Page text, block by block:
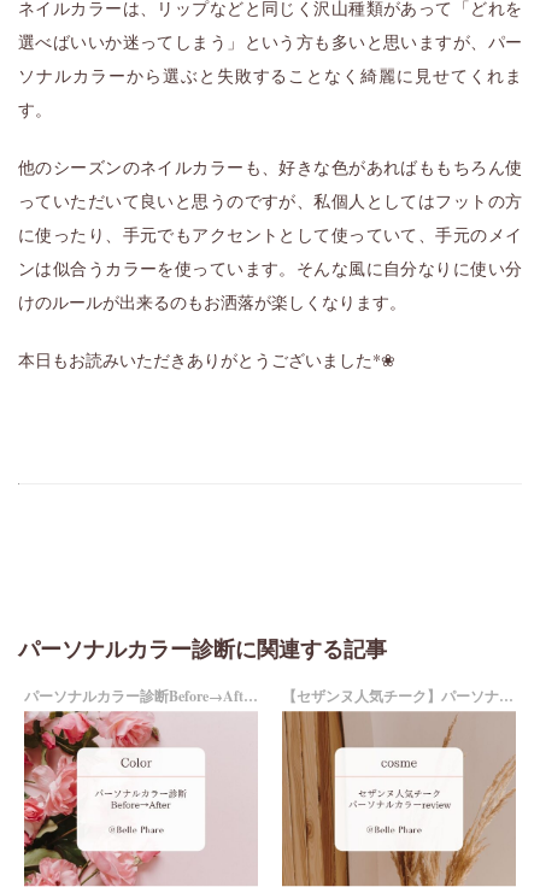
ネイルカラーは、リップなどと同じく沢山種類があって「どれを
選べばいいか迷ってしまう」という方も多いと思いますが、パー
ソナルカラーから選ぶと失敗することなく綺麗に見せてくれま
す。
他のシーズンのネイルカラーも、好きな色があればももちろん使
っていただいて良いと思うのですが、私個人としてはフットの方
に使ったり、手元でもアクセントとして使っていて、手元のメイ
ンは似合うカラーを使っています。そんな風に自分なりに使い分
けのルールが出来るのもお洒落が楽しくなります。
本日もお読みいただきありがとうございました*❀
パーソナルカラー診断に関連する記事
パーソナルカラー診断Before→After♡ 【セザンヌ人気チーク】パーソナルカラー別おすすめレビュー